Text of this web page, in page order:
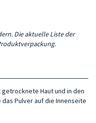
Die aktuelle Liste der
Haut und in den
Pulver auf die Innenseite